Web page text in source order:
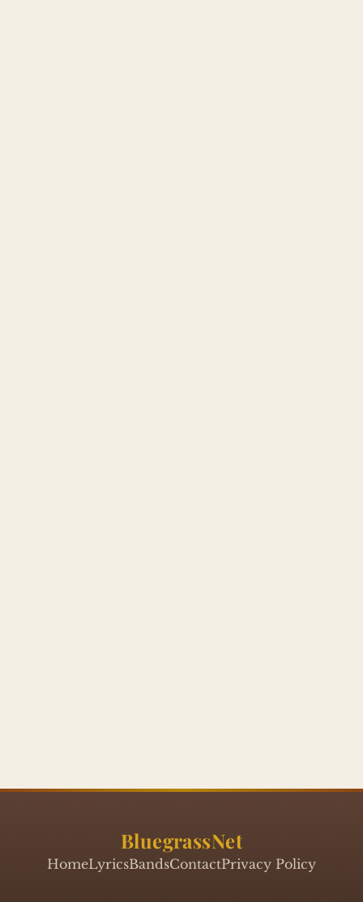
BluegrassNet
HomeLyricsBandsContactPrivacy Policy